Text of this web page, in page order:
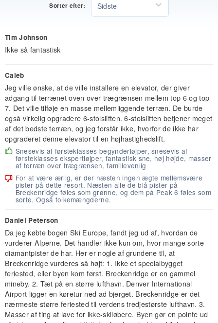
Sorter efter: Sidste
Tim Johnson
Ikke så fantastisk
Caleb
Jeg ville ønske, at de ville installere en elevator, der giver
adgang til terrænet oven over trægrænsen mellem top 6 og top
7. Det ville tilføje en masse mellemliggende terræn. De burde
også virkelig opgradere 6-stolsliften. 6-stolsliften betjener meget
af det bedste terræn, og jeg forstår ikke, hvorfor de ikke har
opgraderet denne elevator til en højhastighedslift.
Snesevis af førsteklasses begynderløjper, snesevis af
førsteklasses ekspertløjper, fantastisk sne, høj højde, masser
af terræn over trægrænsen, familievenlig
For at være ærlig, er der næsten ingen ægte mellemsvære
pister på dette resort. Næsten alle de blå pister på
Breckenridge føles som grønne, og dem på Peak 6 føles som
sorte. Også folkemængderne.
Daniel Peterson
Da jeg købte bogen Ski Europe, fandt jeg ud af, hvordan de
vurderer Alperne. Det handler ikke kun om, hvor mange sorte
diamantpister de har. Her er nogle af grundene til, at
Breckenridge vurderes så højt: 1. Ikke et specialbygget
feriested, eller byen kom først. Breckenridge er en gammel
mineby. 2. Tæt på en større lufthavn. Denver International
Airport ligger en køretur ned ad bjerget. Breckenridge er det
nærmeste større feriested til verdens tredjestørste lufthavn. 3.
Masser af ting at lave for ikke-skiløbere. Byen gør en pointe ud